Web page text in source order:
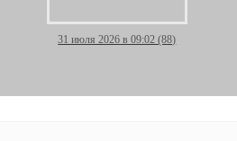
31 июля 2026 в 09:02 (88)
Рынок, где НЕТ конкурентов!